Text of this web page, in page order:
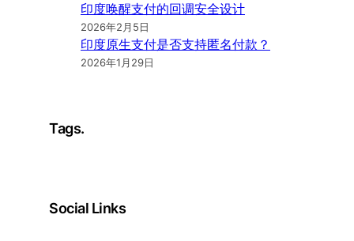
印度唤醒支付的回调安全设计
2026年2月5日
印度原生支付是否支持匿名付款？
2026年1月29日
Tags.
Social Links